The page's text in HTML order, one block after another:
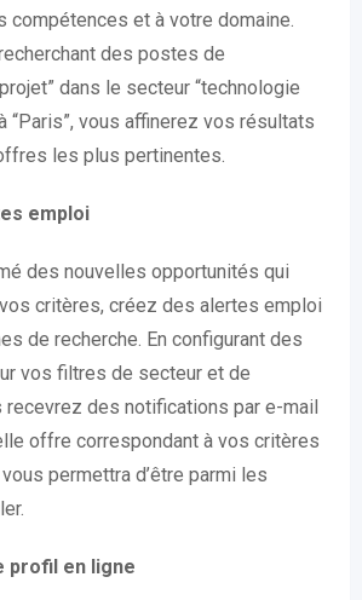
compétences et à votre domaine.
des postes de
dans le secteur “technologie
“Paris”, vous affinerez vos résultats
les plus pertinentes.
emploi
des nouvelles opportunités qui
critères, créez des alertes emploi
de recherche. En configurant des
vos filtres de secteur et de
recevrez des notifications par e-mail
offre correspondant à vos critères
permettra d’être parmi les
profil en ligne